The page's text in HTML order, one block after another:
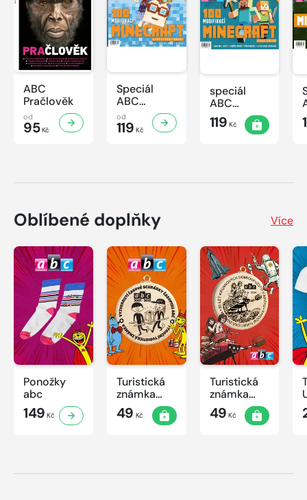
ABC
Pračlověk
od
95Kč
Speciál
ABC
Minecraft 3
od
119 Kč
speciál
ABC
Minecraft 2
119 Kč
Oblíbené doplňky Více
Ponožky
abc
149 Kč
Turistická
známka
ABC -
Časová
49 Kč
Turistická
známka
ABC
49 Kč